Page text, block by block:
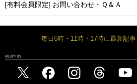
[有料会員限定] お問い合わせ・Ｑ＆Ａ
毎日6時・11時・17時に最新記
FOLLOW US